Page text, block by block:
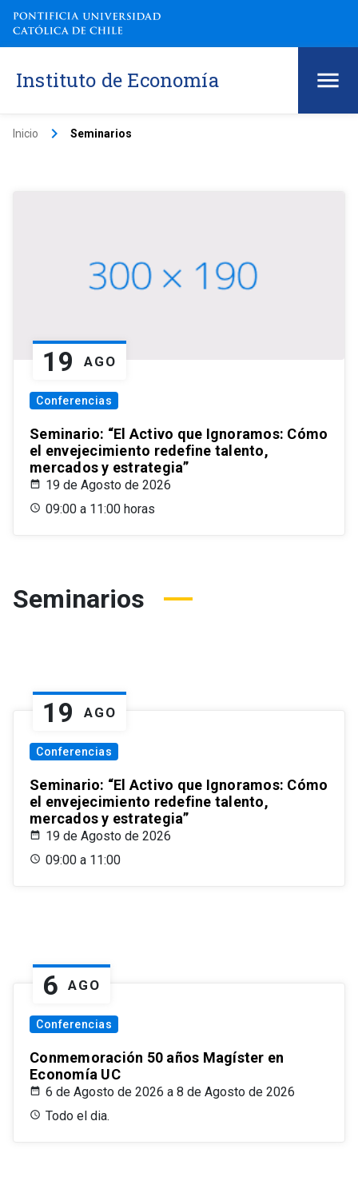
Instituto de Economía
Inicio keyboard_arrow_right Seminarios
19 AGO
Conferencias
Seminario: “El Activo que Ignoramos: Cómo
el envejecimiento redefine talento,
mercados y estrategia”
19 de Agosto de 2026
09:00 a 11:00 horas
Seminarios
19 AGO
Conferencias
Seminario: “El Activo que Ignoramos: Cómo
el envejecimiento redefine talento,
mercados y estrategia”
19 de Agosto de 2026
09:00 a 11:00
6 AGO
Conferencias
Conmemoración 50 años Magíster en
Economía UC
6 de Agosto de 2026 a 8 de Agosto de 2026
Todo el dia.